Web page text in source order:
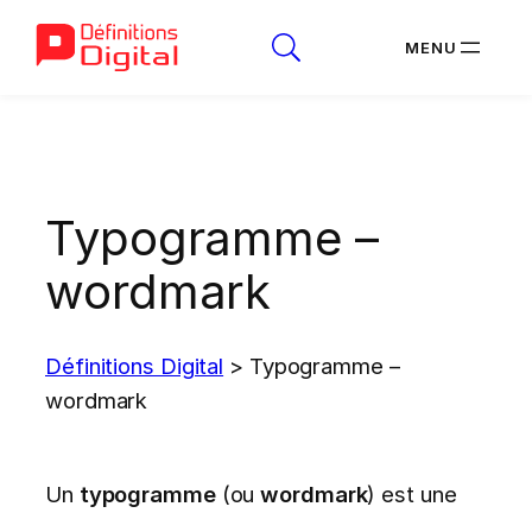
Typogramme –
wordmark
Définitions Digital > Typogramme –
wordmark
Un typogramme(ouwordmark) est une